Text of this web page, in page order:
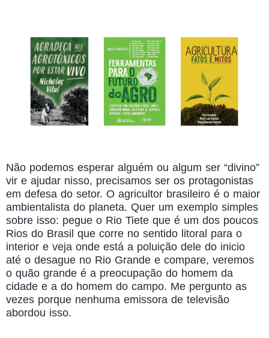
Não podemos esperar alguém ou algum ser “divino”
vir e ajudar nisso, precisamos ser os protagonistas
em defesa do setor. O agricultor brasileiro é o maior
ambientalista do planeta. Quer um exemplo simples
sobre isso: pegue o Rio Tiete que é um dos poucos
Rios do Brasil que corre no sentido litoral para o
interior e veja onde está a poluição dele do inicio
até o desague no Rio Grande e compare, veremos
o quão grande é a preocupação do homem da
cidade e a do homem do campo. Me pergunto as
vezes porque nenhuma emissora de televisão
abordou isso.